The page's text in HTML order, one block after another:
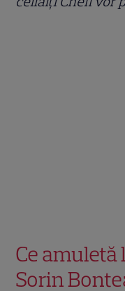
Ce
Sorin